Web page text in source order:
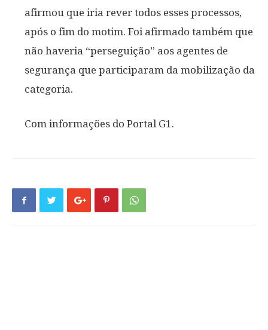
afirmou que iria rever todos esses processos,
após o fim do motim. Foi afirmado também que
não haveria “perseguição” aos agentes de
segurança que participaram da mobilização da
categoria.
Com informações do Portal G1.